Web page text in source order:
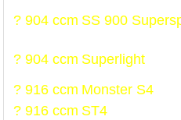
? 904 ccm SS 900
? 904 ccm Superlight
? 916 ccm Monster S4
? 916 ccm ST4